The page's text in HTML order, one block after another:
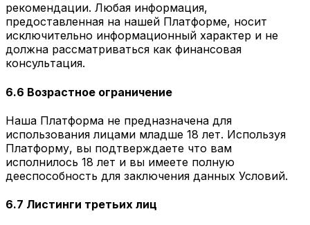
рекомендации. Любая информация,
предоставленная на нашей Платформе, носит
исключительно информационный характер и не
должна рассматриваться как финансовая
консультация.
6.6 Возрастное ограничение
Наша Платформа не предназначена для
использования лицами младше 18 лет. Используя
Платформу, вы подтверждаете что вам
исполнилось 18 лет и вы имеете полную
дееспособность для заключения данных Условий.
6.7 Листинги третьих лиц